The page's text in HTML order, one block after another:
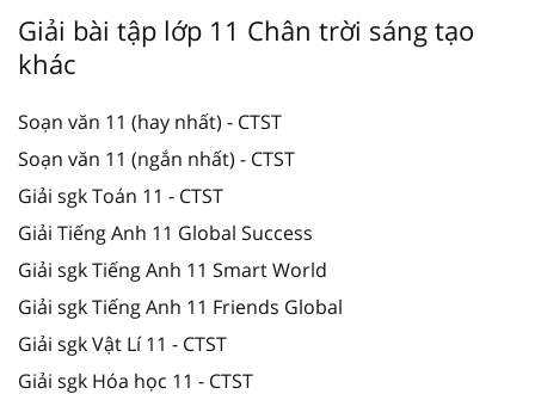
Giải bài tập lớp 11 Chân trời sáng tạo
khác
Soạn văn 11 (hay nhất) - CTST
Soạn văn 11 (ngắn nhất) - CTST
Giải sgk Toán 11 - CTST
Giải Tiếng Anh 11 Global Success
Giải sgk Tiếng Anh 11 Smart World
Giải sgk Tiếng Anh 11 Friends Global
Giải sgk Vật Lí 11 - CTST
Giải sgk Hóa học 11 - CTST